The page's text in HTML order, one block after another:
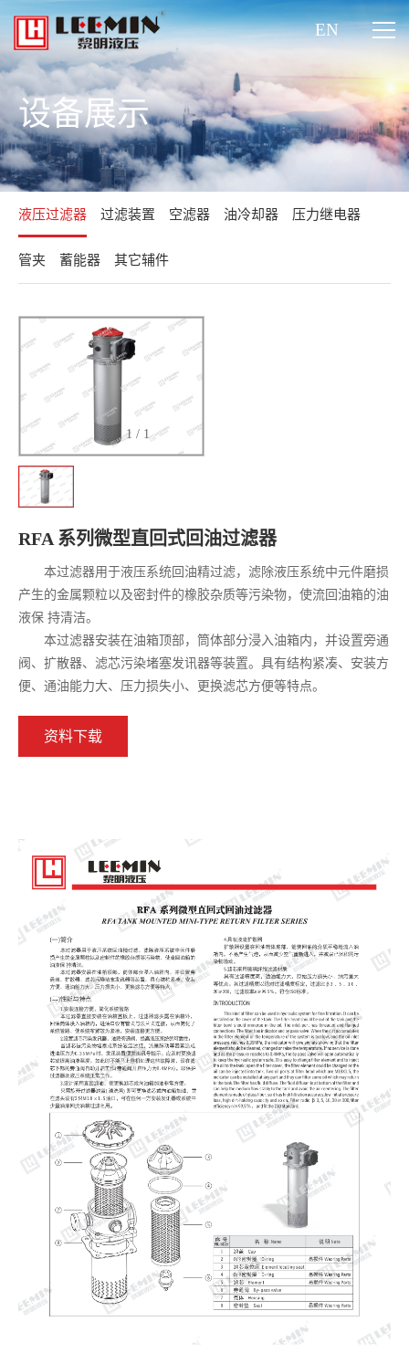
EN
设备展示
液压过滤器 过滤装置 空滤器 油冷却器 压力继电器
管夹 蓄能器 其它辅件
1 / 1
RFA 系列微型直回式回油过滤器
本过滤器用于液压系统回油精过滤，滤除液压系统中元件磨损
产生的金属颗粒以及密封件的橡胶杂质等污染物，使流回油箱的油
液保 持清洁。
本过滤器安装在油箱顶部，筒体部分浸入油箱内，并设置旁通
阀、扩散器、滤芯污染堵塞发讯器等装置。具有结构紧凑、安装方
便、通油能力大、压力损失小、更换滤芯方便等特点。
资料下载